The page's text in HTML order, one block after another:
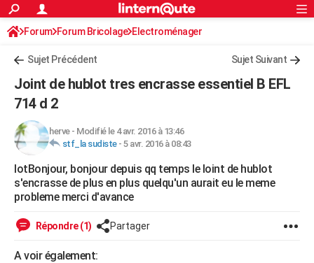
ACTUALITÉS
Politique
Société
Faits Divers
Education
Monde
Villes
+
Programme TV
TNTStreaming
Cinéma
Sorties cinéma
Musique
+FINANCE
Retraite
Impôts
Epargne
Immobilier
Risques naturels par ville
Banque
Assurance
Crédit
AUTO
Essais
Réserver un essai
Citadines
Berlines
SUV
Forum auto
HIGH-TECH
Mobiles
Meilleur smartphone
Internet
Ordinateurs
Jeux vidéo
Guide high-tech
+BRICOLAGE
WEEK-END
S'inscrire
Connexion
Forum Forum Bricolage Electroménager
Sujet Précédent Sujet Suivant
Joint de hublot tres encrasse essentiel B EFL
714 d 2
herve- Modifié le 4 avr. 2016 à 13:46
stf_la sudiste- 5 avr. 2016 à 08:43
lotBonjour, bonjour depuis qq temps le loint de hublot
s'encrasse de plus en plus quelqu'un aurait eu le meme
probleme merci d'avance
Répondre (1) Partager
A voir également: